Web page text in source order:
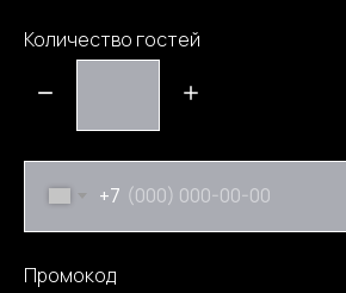
Количество гостей
+7
Промокод